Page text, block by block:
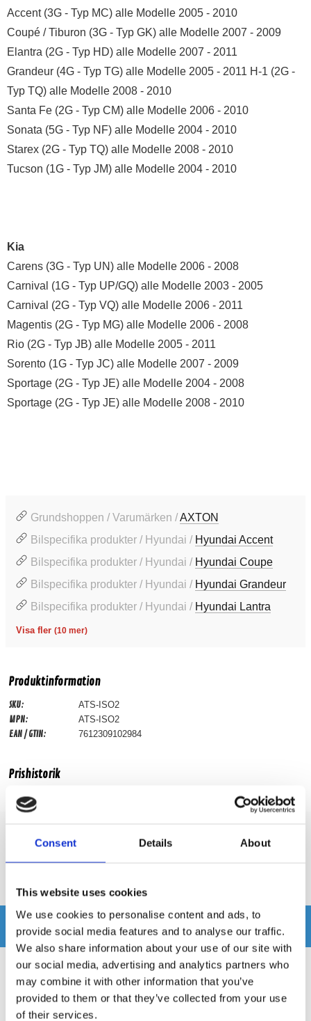
Consent Details About
This website uses cookies
We use cookies to personalise content and ads, to
provide social media features and to analyse our traffic.
We also share information about your use of our site with
our social media, advertising and analytics partners who
may combine it with other information that you’ve
provided to them or that they’ve collected from your use
of their services.
Accent (3G - Typ MC) alle Modelle 2005 - 2010
Coupé / Tiburon (3G - Typ GK) alle Modelle 2007 - 2009
Elantra (2G - Typ HD) alle Modelle 2007 - 2011
Grandeur (4G - Typ TG) alle Modelle 2005 - 2011 H-1 (2G -
Typ TQ) alle Modelle 2008 - 2010
Santa Fe (2G - Typ CM) alle Modelle 2006 - 2010
Sonata (5G - Typ NF) alle Modelle 2004 - 2010
Starex (2G - Typ TQ) alle Modelle 2008 - 2010
Tucson (1G - Typ JM) alle Modelle 2004 - 2010
Kia
Carens (3G - Typ UN) alle Modelle 2006 - 2008
Carnival (1G - Typ UP/GQ) alle Modelle 2003 - 2005
Carnival (2G - Typ VQ) alle Modelle 2006 - 2011
Magentis (2G - Typ MG) alle Modelle 2006 - 2008
Rio (2G - Typ JB) alle Modelle 2005 - 2011
Sorento (1G - Typ JC) alle Modelle 2007 - 2009
Sportage (2G - Typ JE) alle Modelle 2004 - 2008
Sportage (2G - Typ JE) alle Modelle 2008 - 2010
Grundshoppen / Varumärken /AXTON
Bilspecifika produkter / Hyundai / Hyundai Accent
Bilspecifika produkter / Hyundai / Hyundai Coupe
Bilspecifika produkter / Hyundai / Hyundai Grandeur
Bilspecifika produkter / Hyundai / Hyundai Lantra
Visa fler (10 mer)
Produktinformation
SKU: ATS-ISO2
MPN: ATS-ISO2
EAN / GTIN: 7612309102984
Prishistorik
Lägsta pris de senaste 30 dagarna är 399 kr
Recensioner
Produkten har inga recensioner
Relaterade produkter